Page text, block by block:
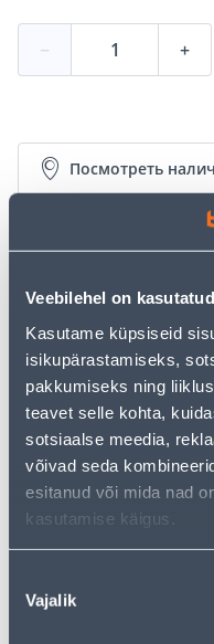
Veebilehel on
Kasutame küpsiseid
isikupärastamiseks,
pakkumiseks ning
teavet selle kohta,
sotsiaalse meedia,
võivad seda
esitanud või mida nad
kasutamise käigus.
valik
Vajalik
− +
Посмотреть
• Tõhus mootorsaag
• Tänu ES-Start
• Kett: 1,1 mm 3/8", 52
• 14-päevane
Калькулятор
Депозит